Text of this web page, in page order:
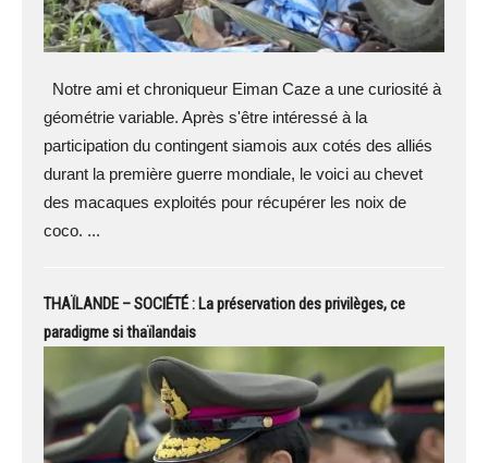
Notre ami et chroniqueur Eiman Caze a une curiosité à
géométrie variable. Après s'être intéressé à la
participation du contingent siamois aux cotés des alliés
durant la première guerre mondiale, le voici au chevet
des macaques exploités pour récupérer les noix de
coco. ...
THAÏLANDE – SOCIÉTÉ : La préservation des privilèges, ce
paradigme si thaïlandais